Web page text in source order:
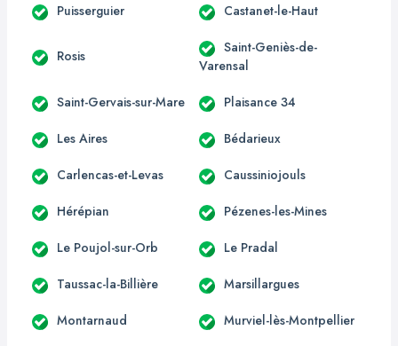
Puisserguier Castanet-le-Haut
Rosis
Saint-Geniès-de-
Varensal
Saint-Gervais-sur-Mare Plaisance 34
Les Aires Bédarieux
Carlencas-et-Levas Caussiniojouls
Hérépian Pézenes-les-Mines
Le Poujol-sur-Orb Le Pradal
Taussac-la-Billière Marsillargues
Montarnaud Murviel-lès-Montpellier